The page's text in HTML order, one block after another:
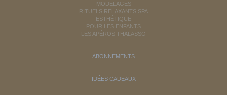
MODELAGES
RITUELS RELAXANTS SPA
ESTHÉTIQUE
POUR LES ENFANTS
LES APÉROS THALASSO
ABONNEMENTS
IDÉES CADEAUX